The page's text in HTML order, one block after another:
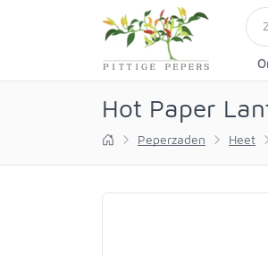
Hot Paper
Peperzaden Heet